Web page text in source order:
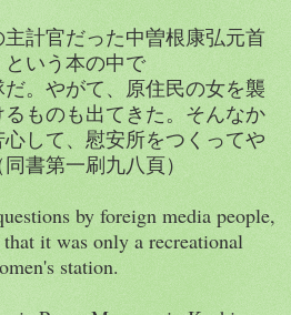
計官だった中曽根康弘元首
いう本の中で
だ。やがて、原住民の女を襲
ものも出てきた。そんなか
して、慰安所をつくってや
書第一刷九八頁）
by foreign media people,
it was only a recreational
station.